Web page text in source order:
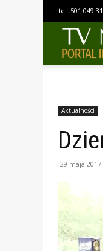
tel. 501 049
Aktualności
29 maja 2017